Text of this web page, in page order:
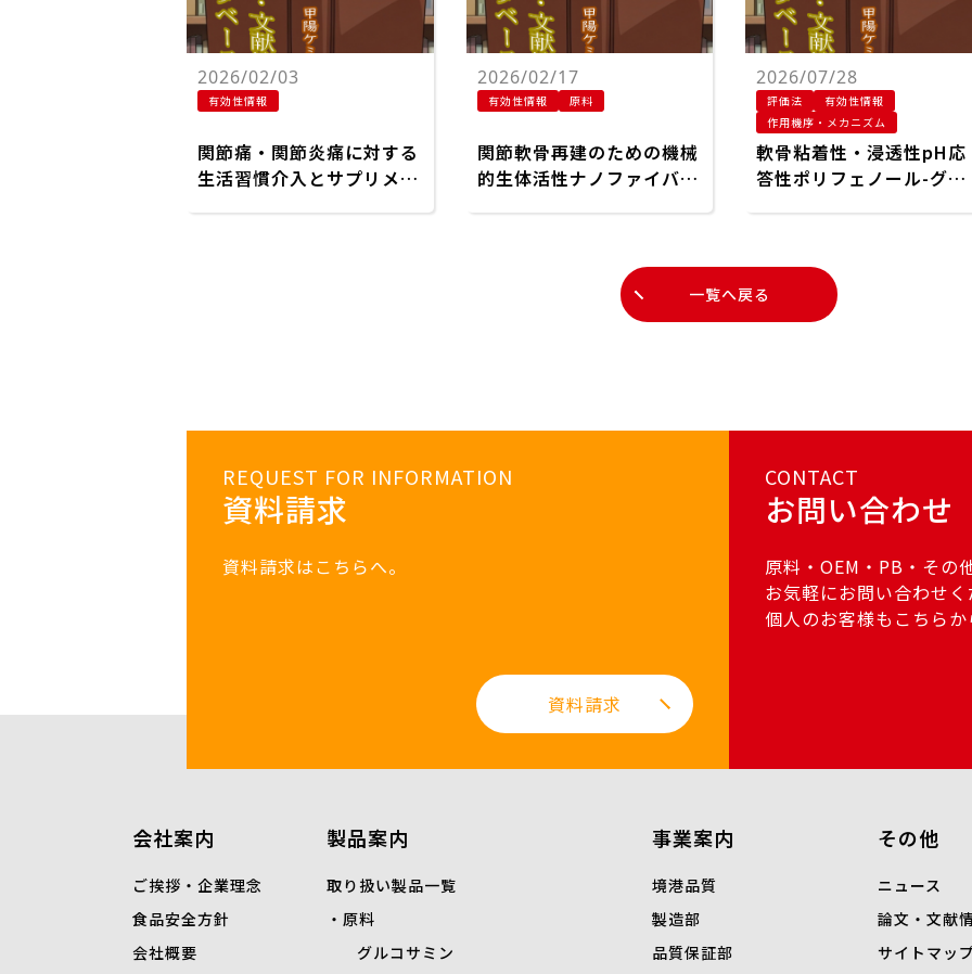
2026/02/03
有効性情報
関節痛・関節炎痛に対する
生活習慣介入とサプリメン
2026/02/17
有効性情報 原料
関節軟骨再建のための機械
的生体活性ナノファイバー
2026/07/28
評価法
有効性情報
作用機序・メカニズム
軟骨粘着性・浸透性pH応
答性ポリフェノール-グル
和
一覧へ戻る
REQUEST FOR INFORMATION
資料請求
資料請求はこちらへ。
資料請求
CONTACT
お問い合わせ
原料・OEM・PB・その
お気軽にお問い合わせ
個人のお客様もこちら
会社案内
ご挨拶・企業理念
食品安全方針
会社概要
製品案内
取り扱い製品一覧
原料
グルコサミン
事業案内
境港品質
製造部
品質保証部
その他
ニュース
論文・文献
サイトマッ